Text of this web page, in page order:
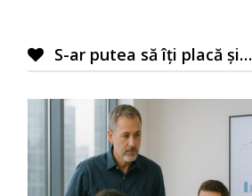
S-ar putea să îți placă și…